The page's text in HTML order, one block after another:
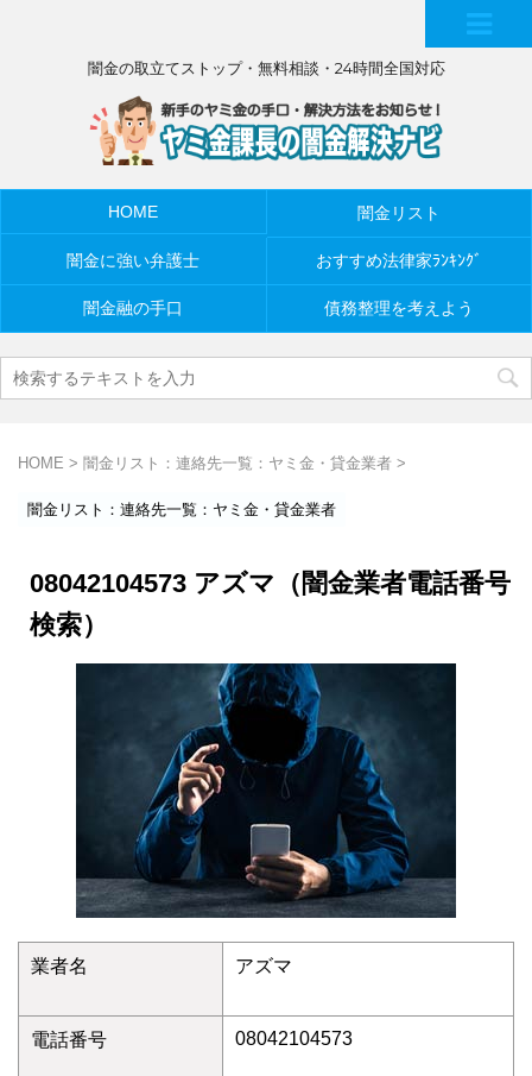
闇金の取立てストップ・無料相談・24時間全国対応
HOME 闇金リスト
闇金に強い弁護士 おすすめ法律家ﾗﾝｷﾝｸﾞ
闇金融の手口 債務整理を考えよう
HOME > 闇金リスト：連絡先一覧：ヤミ金・貸金業者 >
闇金リスト：連絡先一覧：ヤミ金・貸金業者
08042104573 アズマ（闇金業者電話番号
検索）
業者名 アズマ
電話番号 08042104573